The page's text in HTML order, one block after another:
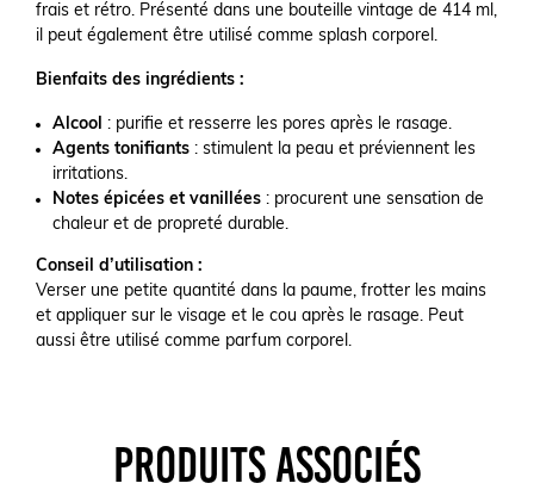
frais et rétro. Présenté dans une bouteille vintage de 414 ml,
il peut également être utilisé comme splash corporel.
Bienfaits des ingrédients :
Alcool : purifie et resserre les pores après le rasage.
Agents tonifiants : stimulent la peau et préviennent les
irritations.
Notes épicées et vanillées : procurent une sensation de
chaleur et de propreté durable.
Conseil d’utilisation :
Verser une petite quantité dans la paume, frotter les mains
et appliquer sur le visage et le cou après le rasage. Peut
aussi être utilisé comme parfum corporel.
PRODUITS ASSOCIÉS